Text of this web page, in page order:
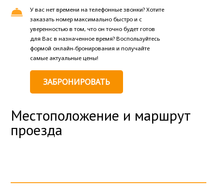
У вас нет времени на телефонные звонки? Хотите
заказать номер максимально быстро и с
уверенностью в том, что он точно будет готов
для Вас в назначенное время? Воспользуйтесь
формой онлайн-бронирования и получайте
самые актуальные цены!
ЗАБРОНИРОВАТЬ
Местоположение и маршрут
проезда